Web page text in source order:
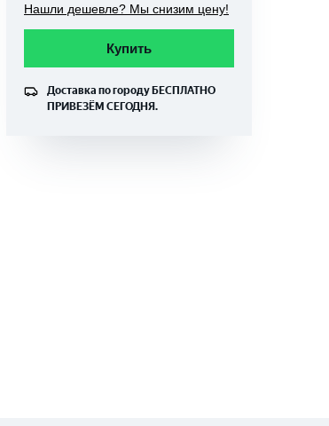
Нашли дешевле? Мы снизим цену!
Купить
Доставка по городу БЕСПЛАТНО
ПРИВЕЗЁМ СЕГОДНЯ.